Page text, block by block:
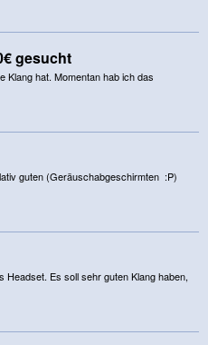
gesucht
Klang hat. Momentan hab ich das
guten (Geräuschabgeschirmten :P)
Headset. Es soll sehr guten Klang haben,